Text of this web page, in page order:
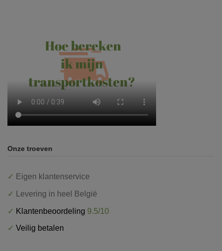
Onze troeven
✓ Eigen klantenservice
✓ Levering in heel België
✓ Klantenbeoordeling 9.5/10
✓ Veilig betalen